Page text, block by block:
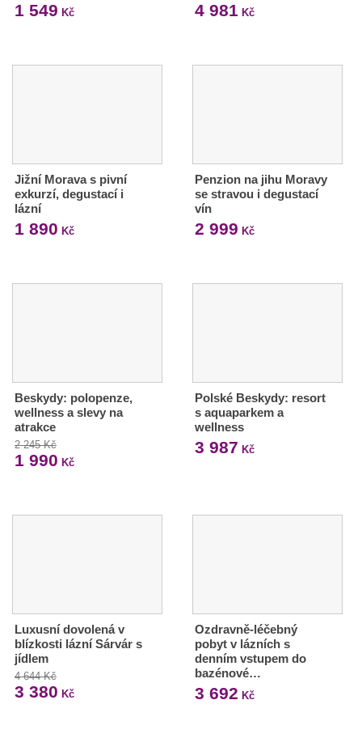
1 549 Kč 4 981 Kč
Jižní Morava s pivní
exkurzí, degustací i
lázní
1 890 Kč
Penzion na jihu Moravy
se stravou i degustací
vín
2 999 Kč
Beskydy: polopenze,
wellness a slevy na
atrakce
2 245 Kč
1 990 Kč
Polské Beskydy: resort
s aquaparkem a
wellness
3 987 Kč
Luxusní dovolená v
blízkosti lázní Sárvár s
jídlem
4 644 Kč
3 380 Kč
Ozdravně-léčebný
pobyt v lázních s
denním vstupem do
bazénové…
3 692 Kč